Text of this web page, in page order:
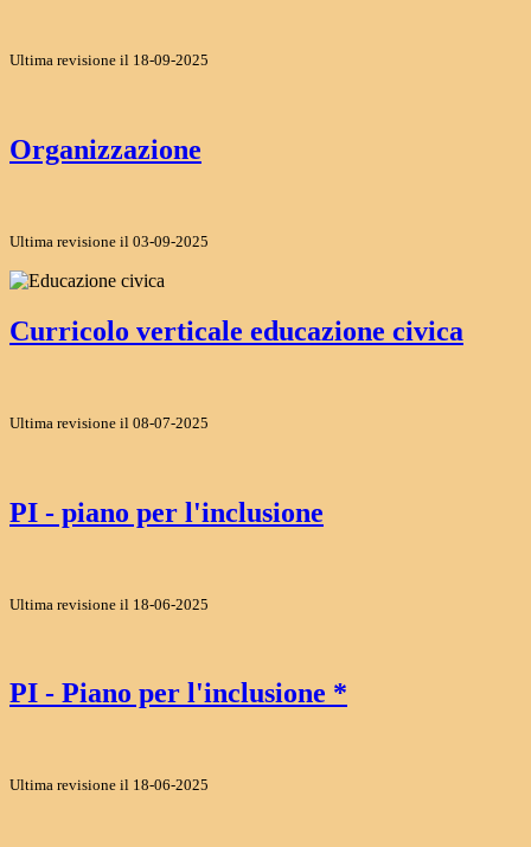
Ultima revisione il 18-09-2025
Organizzazione
Ultima revisione il 03-09-2025
Curricolo verticale educazione civica
Ultima revisione il 08-07-2025
PI - piano per l'inclusione
Ultima revisione il 18-06-2025
PI - Piano per l'inclusione *
Ultima revisione il 18-06-2025